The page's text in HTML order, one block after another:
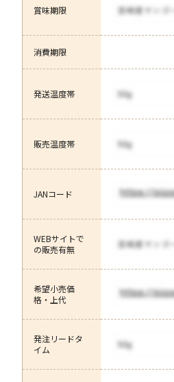
賞味期限
消費期限
発送温度帯
販売温度帯
JANコード
WEBサイトで
の販売有無
希望小売価
格・上代
発注リードタ
イム